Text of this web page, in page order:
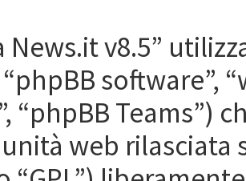
News.it v8.5”
“phpBB software”,
“phpBB Teams”)
web rilasciata